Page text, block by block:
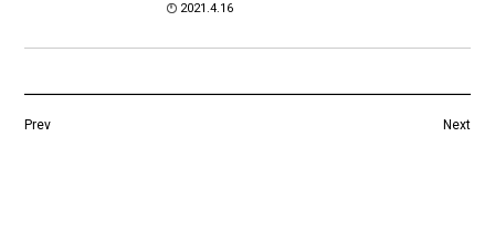
2021.4.16
Prev Next